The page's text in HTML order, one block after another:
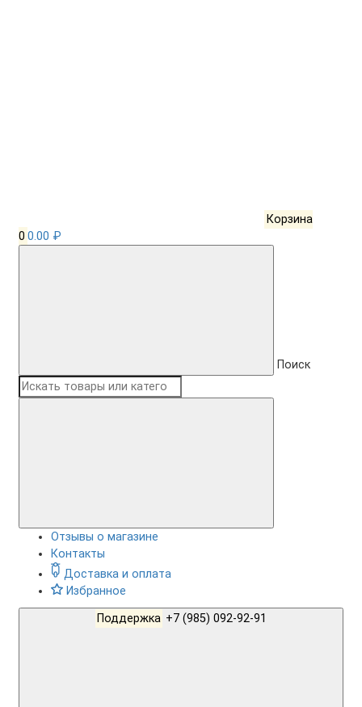
Корзина
0 0.00 ₽
Поиск
Отзывы о магазине
Контакты
Доставка и оплата
Избранное
Поддержка